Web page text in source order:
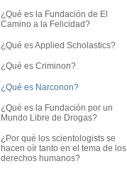
¿Qué es la Fundación de El
Camino a la Felicidad?
¿Qué es Applied Scholastics?
¿Qué es Criminon?
¿Qué es Narconon?
¿Qué es la Fundación por un
Mundo Libre de Drogas?
¿Por qué los scientologists se
hacen oír tanto en el tema de los
derechos humanos?